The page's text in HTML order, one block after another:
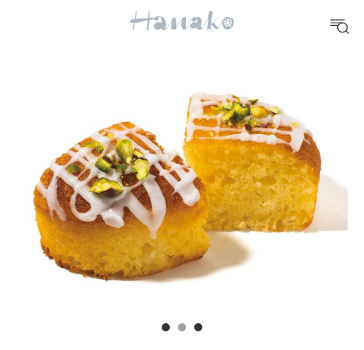
10 CATEGORIES
おいしい
TRAVEL
どこ行く？
FORTUNE
明日のわたし
[12星座別] Monthly Love Holoscope
HEALTH